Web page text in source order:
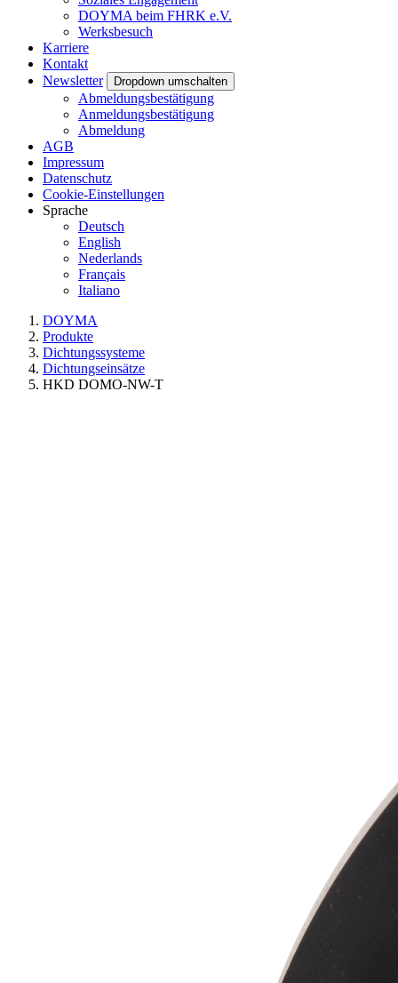
DOYMA beim FHRK e.V.
Werksbesuch
Karriere
Kontakt
Newsletter
Dropdown umschalten
Abmeldungsbestätigung
Anmeldungsbestätigung
Abmeldung
AGB
Impressum
Datenschutz
Cookie-Einstellungen
Sprache
Deutsch
English
Nederlands
Français
Italiano
DOYMA
Produkte
Dichtungssysteme
Dichtungseinsätze
HKD DOMO-NW-T